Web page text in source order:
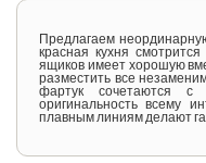
Предлагаем
красная кухня
ящиков имеет хорошую
разместить все
фартук сочетаются с
оригинальность всему
плавным линиям делают